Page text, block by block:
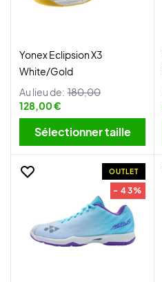
Yonex Eclipsion X3
White/Gold
Au lieu de: 180,00
128,00 €
Sélectionner taille
OUTLET
- 43%